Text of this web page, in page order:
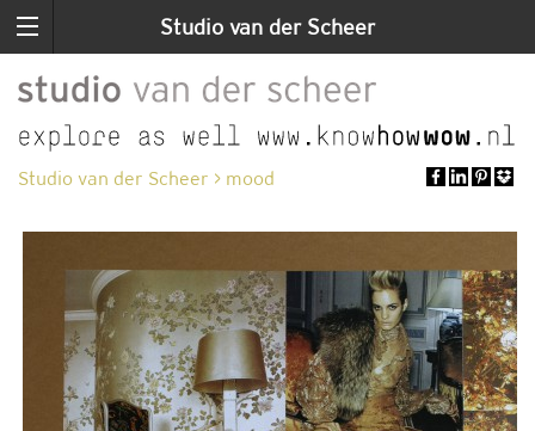
Studio van der Scheer
Studio van der Scheer > mood